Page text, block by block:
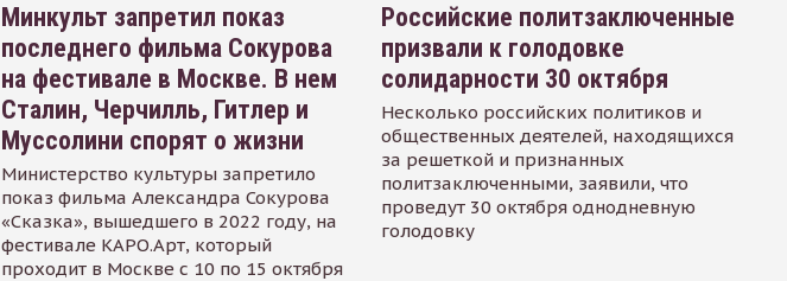
Минкульт запретил показ
последнего фильма Сокурова
на фестивале в Москве. В нем
Сталин, Черчилль, Гитлер и
Муссолини спорят о жизни
Министерство культуры запретило
показ фильма Александра Сокурова
«Сказка», вышедшего в 2022 году, на
фестивале КАРО.Арт, который
проходит в Москве с 10 по 15 октября
Российские политзаключенные
призвали к голодовке
солидарности 30 октября
Несколько российских политиков и
общественных деятелей, находящихся
за решеткой и признанных
политзаключенными, заявили, что
проведут 30 октября однодневную
голодовку